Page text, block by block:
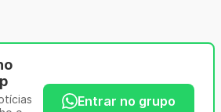
Entrar no grupo